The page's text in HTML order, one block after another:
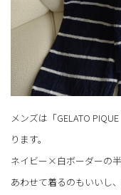
メンズは「GELATO
ります。
ネイビー×白ボーダーの
あわせて着るのもいいし